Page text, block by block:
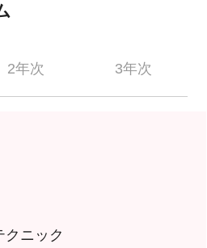
2年次 3年次
クニック